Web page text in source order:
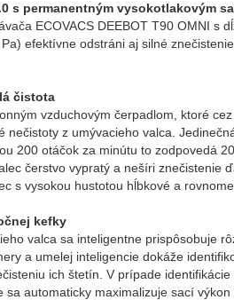
s permanentným vysokotlakovým
ECOVACS DEEBOT T90 OMNI s
efektívne odstráni aj silné
čistota
vzduchovým čerpadlom, ktoré
z umývacieho valca.
200 otáčok za minútu to zodpovedá
čerstvo vypratý a nešíri znečistenie
s vysokou hustotou hĺbkové a
kefky
valca sa inteligentne prispôsobuje
a umelej inteligencie dokáže
ich štetín. V prípade
automaticky maximalizuje sací